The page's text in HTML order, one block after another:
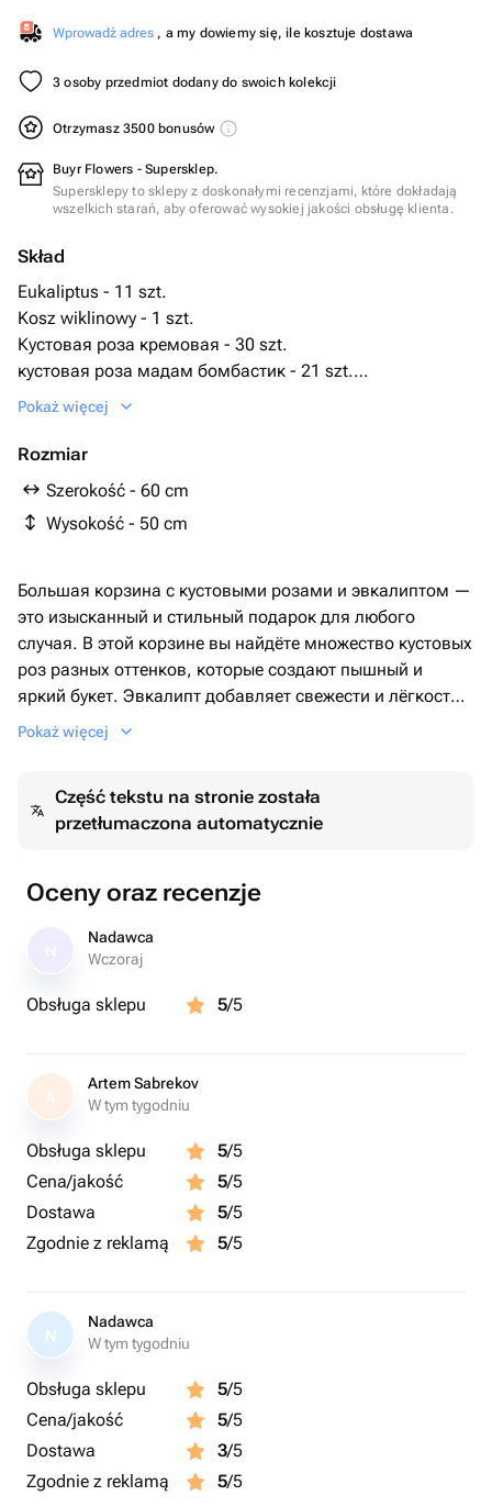
Wprowadź adres , a my dowiemy się, ile kosztuje dostawa
3 osoby przedmiot dodany do swoich kolekcji
Otrzymasz 3500 bonusów
Buyr Flowers - Supersklep.
Supersklepy to sklepy z doskonałymi recenzjami, które dokładają
wszelkich starań, aby oferować wysokiej jakości obsługę klienta.
Skład
Eukaliptus - 11 szt.
Kosz wiklinowy - 1 szt.
Кустовая роза кремовая - 30 szt.
кустовая роза мадам бомбастик - 21 szt.
биофлор - 2 szt.
Pokaż więcej
Rozmiar
Szerokość - 60 cm
Wysokość - 50 cm
Большая корзина с кустовыми розами и эвкалиптом —
это изысканный и стильный подарок для любого
случая. В этой корзине вы найдёте множество кустовых
роз разных оттенков, которые создают пышный и
яркий букет. Эвкалипт добавляет свежести и лёгкости,
делая композицию ещё более привлекательной 🤍🌸
будет долго радовать при правильном уходе своей
красотой и ароматом.❤️
Pokaż więcej
Część tekstu na stronie została
przetłumaczona automatycznie
Oceny oraz recenzje
Nadawca
Wczoraj
Obsługa sklepu 5/5
A
Artem Sabrekov
W tym tygodniu
Obsługa sklepu 5/5
Cena/jakość
5/5
Dostawa
5/5
Zgodnie z reklamą
5/5
N
Nadawca
W tym tygodniu
Obsługa sklepu 5/5
Cena/jakość
5/5
Dostawa
3/5
Zgodnie z reklamą
5/5